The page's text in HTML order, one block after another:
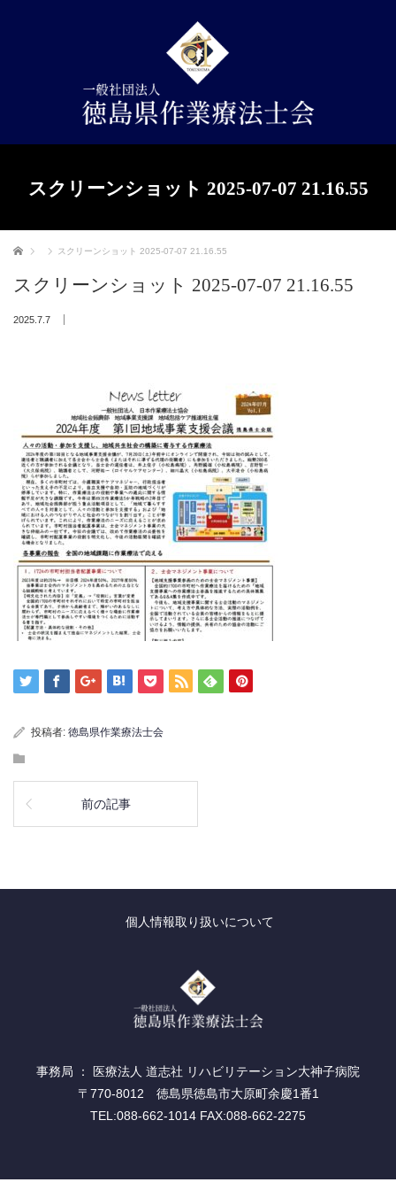
スクリーンショット 2025-07-07 21.16.55
ホーム スクリーンショット 2025-07-07 21.16.55
スクリーンショット 2025-07-07 21.16.55
2025.7.7
投稿者: 徳島県作業療法士会
前の記事
個人情報取り扱いについて
事務局 ： 医療法人 道志社 リハビリテーション大神子病院
〒770-8012 徳島県徳島市大原町余慶1番1
TEL:088-662-1014 FAX:088-662-2275